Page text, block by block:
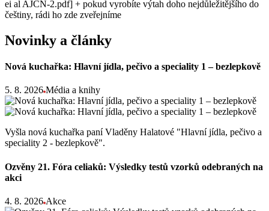
ei al AJCN-2.pdf] + pokud vyrobíte výtah doho nejdůležitějšího do
češtiny, rádi ho zde zveřejníme
Novinky a články
Nová kuchařka: Hlavní jídla, pečivo a speciality 1 – bezlepkově
5. 8. 2026 Média a knihy
Vyšla nová kuchařka paní Vladěny Halatové "Hlavní jídla, pečivo a
speciality 2 - bezlepkově".
Ozvěny 21. Fóra celiaků: Výsledky testů vzorků odebraných na
akci
4. 8. 2026 Akce